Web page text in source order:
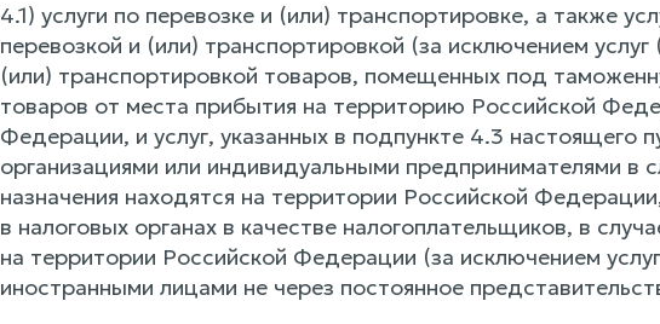
4.1) услуги по перевозке и (или) транспортировке, а также
перевозкой и (или) транспортировкой (за исключением
(или) транспортировкой товаров, помещенных под
товаров от места прибытия на территорию Российской
Федерации, и услуг, указанных в подпункте 4.3 настоящего
организациями или индивидуальными предпринимателями в
назначения находятся на территории Российской
в налоговых органах в качестве налогоплательщиков, в
на территории Российской Федерации (за исключением
иностранными лицами не через постоянное